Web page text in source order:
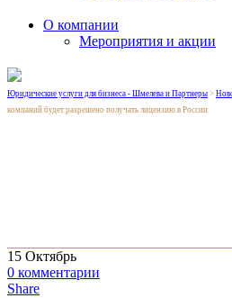
О компании
Мероприятия и акции
Юридические услуги для бизнеса - Шмелева и Партнеры >
компаний будет разрешено получать лицензию в России
15 Октябрь
0 комментарии
Share